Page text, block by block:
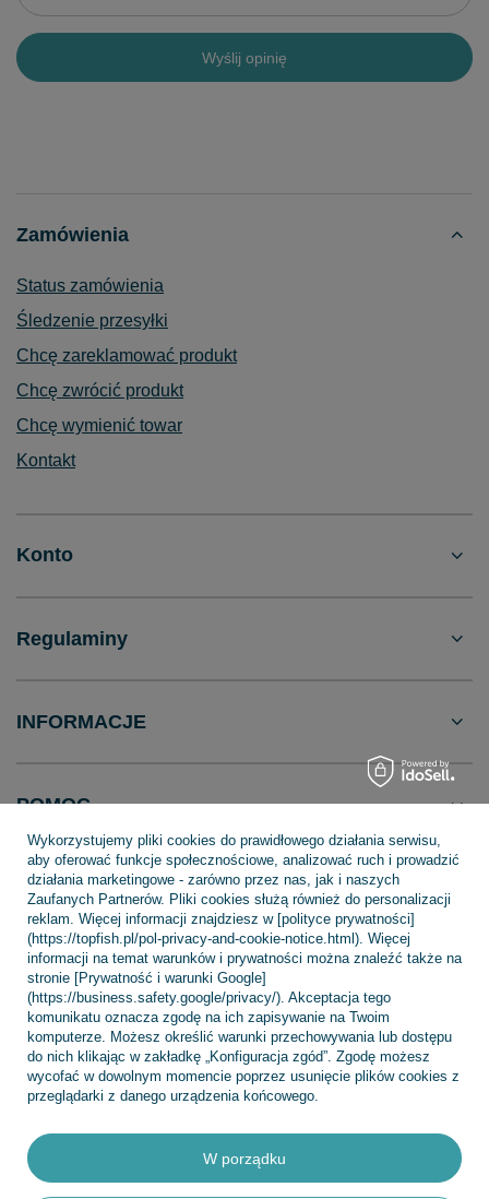
Wyślij opinię
Zamówienia
Status zamówienia
Śledzenie przesyłki
Chcę zareklamować produkt
Chcę zwrócić produkt
Chcę wymienić towar
Kontakt
Konto
Regulaminy
INFORMACJE
POMOC
+48 695 775 577
kontakt@topfish.pl
TopFish Sp. z o.o. Sp.k,Klasztorna 38,83-400Kościerzyna
W sklepie prezentujemy ceny brutto (z VAT).
Wykorzystujemy pliki cookies do prawidłowego działania serwisu,
aby oferować funkcje społecznościowe, analizować ruch i prowadzić
działania marketingowe - zarówno przez nas, jak i naszych
Zaufanych Partnerów. Pliki cookies służą również do personalizacji
reklam. Więcej informacji znajdziesz w [polityce prywatności]
(https://topfish.pl/pol-privacy-and-cookie-notice.html). Więcej
informacji na temat warunków i prywatności można znaleźć także na
stronie [Prywatność i warunki Google]
(https://business.safety.google/privacy/). Akceptacja tego
komunikatu oznacza zgodę na ich zapisywanie na Twoim
komputerze. Możesz określić warunki przechowywania lub dostępu
do nich klikając w zakładkę „Konfiguracja zgód”. Zgodę możesz
wycofać w dowolnym momencie poprzez usunięcie plików cookies z
przeglądarki z danego urządzenia końcowego.
W porządku